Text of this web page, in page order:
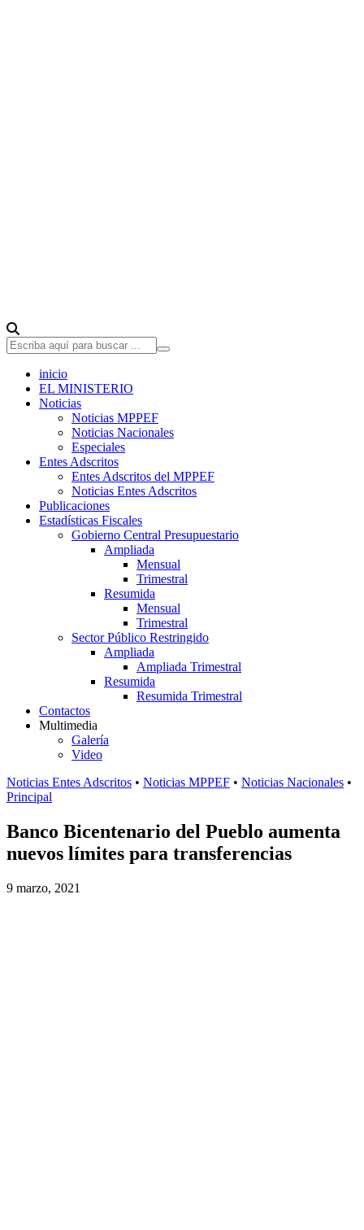
inicio
EL MINISTERIO
Noticias
Noticias MPPEF
Noticias Nacionales
Especiales
Entes Adscritos
Entes Adscritos del MPPEF
Noticias Entes Adscritos
Publicaciones
Estadísticas Fiscales
Gobierno Central Presupuestario
Ampliada
Mensual
Trimestral
Resumida
Mensual
Trimestral
Sector Público Restringido
Ampliada
Ampliada Trimestral
Resumida
Resumida Trimestral
Contactos
Multimedia
Galería
Video
Noticias Entes Adscritos • Noticias MPPEF • Noticias Nacionales •
Principal
Banco Bicentenario del Pueblo aumenta
nuevos límites para transferencias
9 marzo, 2021